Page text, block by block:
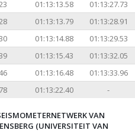
01:13:13.58
01:13:27.73
01:13:13.79
01:13:28.91
01:13:14.88
01:13:29.53
01:13:15.43
01:13:32.05
01:13:16.48
01:13:33.96
01:13:22.40 -
VAN
(UNIVERSITEIT VAN